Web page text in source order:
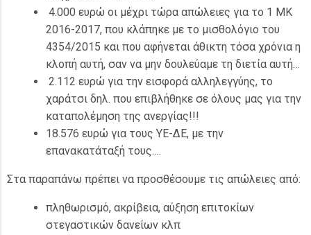
4.000 ευρώ οι μέχρι τώρα απώλειες για το 1 ΜΚ
2016-2017, που κλάπηκε με το μισθολόγιο του
4354/2015 και που αφήνεται άθικτη τόσα χρόνια η
κλοπή αυτή, σαν να μην δουλεύαμε τη διετία αυτή…
2.112 ευρώ για την εισφορά αλληλεγγύης, το
χαράτσι δηλ. που επιβλήθηκε σε όλους μας για την
καταπολέμηση της ανεργίας!!!
18.576 ευρώ για τους ΥΕ-ΔΕ, με την
επανακατάταξή τους….
Στα παραπάνω πρέπει να προσθέσουμε τις απώλειες από:
πληθωρισμό, ακρίβεια, αύξηση επιτοκίων
στεγαστικών δανείων κλπ